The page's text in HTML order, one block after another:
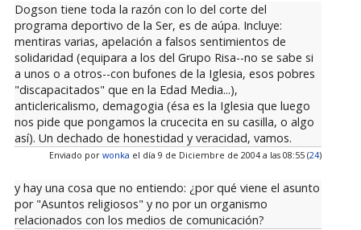
Dogson tiene toda la razón con lo del corte del
programa deportivo de la Ser, es de aúpa. Incluye:
mentiras varias, apelación a falsos sentimientos de
solidaridad (equipara a los del Grupo Risa--no se sabe si
a unos o a otros--con bufones de la Iglesia, esos pobres
"discapacitados" que en la Edad Media...),
anticlericalismo, demagogia (ésa es la Iglesia que luego
nos pide que pongamos la crucecita en su casilla, o algo
así). Un dechado de honestidad y veracidad, vamos.
Enviado por wonka el día 9 de Diciembre de 2004 a las 08:55 (24)
y hay una cosa que no entiendo: ¿por qué viene el asunto
por "Asuntos religiosos" y no por un organismo
relacionados con los medios de comunicación?